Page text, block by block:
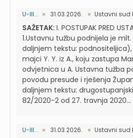
U-III... 31.03.2026. Ustavni sud
SAŽETAK: I. POSTUPAK PRED
1.Ustavnu tužbu podnijela je mlt.
daljnjem tekstu:
majci Y. Y. iz A., koju zastupa
odvjetnica u A. Ustavna tužba
povodu presude i rješenja
daljnjem tekstu:
82/2020-2 od 27. travnja 2020...
U-III... 31.03.2026. Ustavni sud